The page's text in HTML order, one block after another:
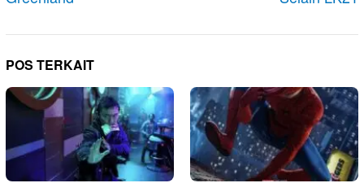
POS TERKAIT